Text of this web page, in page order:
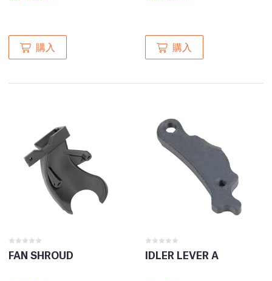
購入 購入
FAN SHROUD IDLER LEVER A